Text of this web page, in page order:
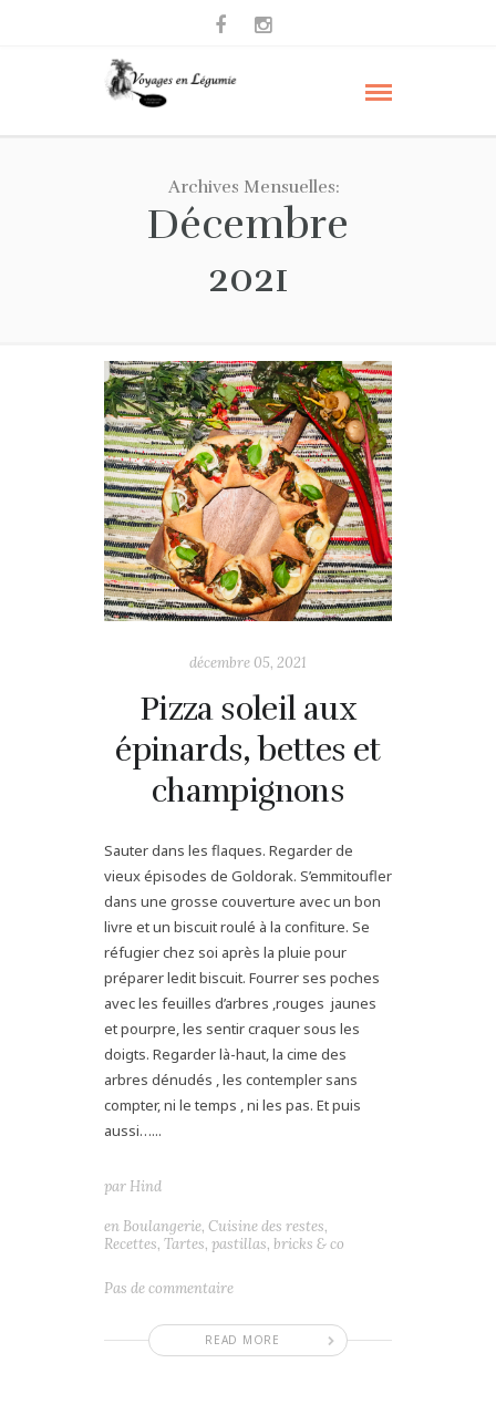
Archives Mensuelles:
Décembre
2021
décembre 05, 2021
Pizza soleil aux
épinards, bettes et
champignons
Sauter dans les flaques. Regarder de
vieux épisodes de Goldorak. S’emmitoufler
dans une grosse couverture avec un bon
livre et un biscuit roulé à la confiture. Se
réfugier chez soi après la pluie pour
préparer ledit biscuit. Fourrer ses poches
avec les feuilles d’arbres ,rouges jaunes
et pourpre, les sentir craquer sous les
doigts. Regarder là-haut, la cime des
arbres dénudés , les contempler sans
compter, ni le temps , ni les pas. Et puis
aussi…...
READ MORE
par Hind
en Boulangerie, Cuisine des restes,
Recettes, Tartes, pastillas, bricks & co
Pas de commentaire